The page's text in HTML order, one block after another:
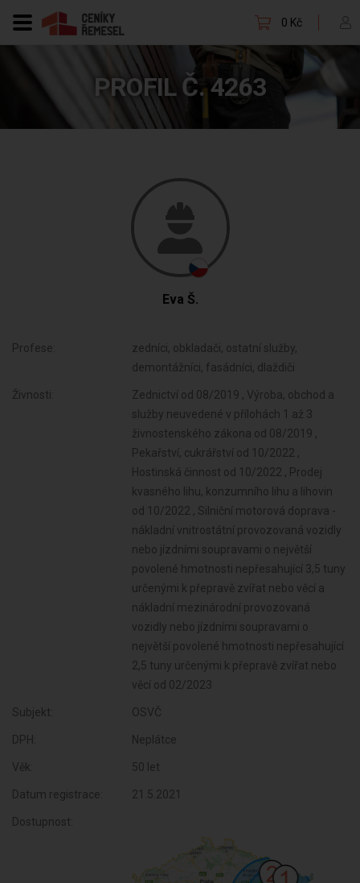
0 Kč
PROFIL Č. 4263
Eva Š.
Profese:
zedníci, obkladači, ostatní služby,
demontážníci, fasádníci, dlaždiči
Živnosti:
Zednictví od 08/2019 , Výroba, obchod a
služby neuvedené v přílohách 1 až 3
živnostenského zákona od 08/2019 ,
Pekařství, cukrářství od 10/2022 ,
Hostinská činnost od 10/2022 , Prodej
kvasného lihu, konzumního lihu a lihovin
od 10/2022 , Silniční motorová doprava -
nákladní vnitrostátní provozovaná vozidly
nebo jízdními soupravami o největší
povolené hmotnosti nepřesahující 3,5 tuny
určenými k přepravě zvířat nebo věcí a
nákladní mezinárodní provozovaná
vozidly nebo jízdními soupravami o
největší povolené hmotnosti nepřesahující
2,5 tuny určenými k přepravě zvířat nebo
věcí od 02/2023
Subjekt: OSVČ
DPH: Neplátce
Věk: 50 let
Datum registrace: 21.5.2021
Dostupnost: